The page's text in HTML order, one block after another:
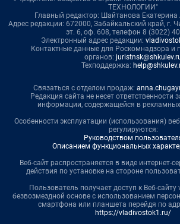
ТЕХНОЛОГИИ"
Главный редактор: Шайтанова Екатерина
Адрес редакции: 672000, Забайкальский край, г.
эт. 6, оф. 608, телефон 8 (3022)
Электронный адрес редакции:
Контактные данные для Роскомнадзора и
органов:
Техподдержка:
Связаться с отделом продаж:
Редакция сайта не несет ответственности
информации, содержащейся в
Особенности эксплуатации (использования)
регулируются:
Руководством
Описанием функциональных
Веб-сайт распространяется в виде интернет-
действия по установке на стороне
Пользователь получает доступ к Веб-
безвозмездной основе с использованием
смартфона или планшета перейдя по
https://vladivostok1.ru/